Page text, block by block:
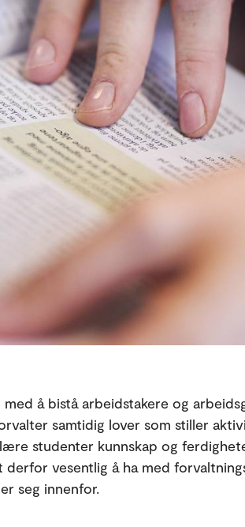
å bistå arbeidstakere og
samtidig lover som stiller
studenter kunnskap og
vesentlig å ha med
seg innenfor.